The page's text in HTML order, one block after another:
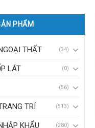
PHẨM
THẤT (34)
LÁT (0)
(56)
TRÍ (513)
KHẨU (280)